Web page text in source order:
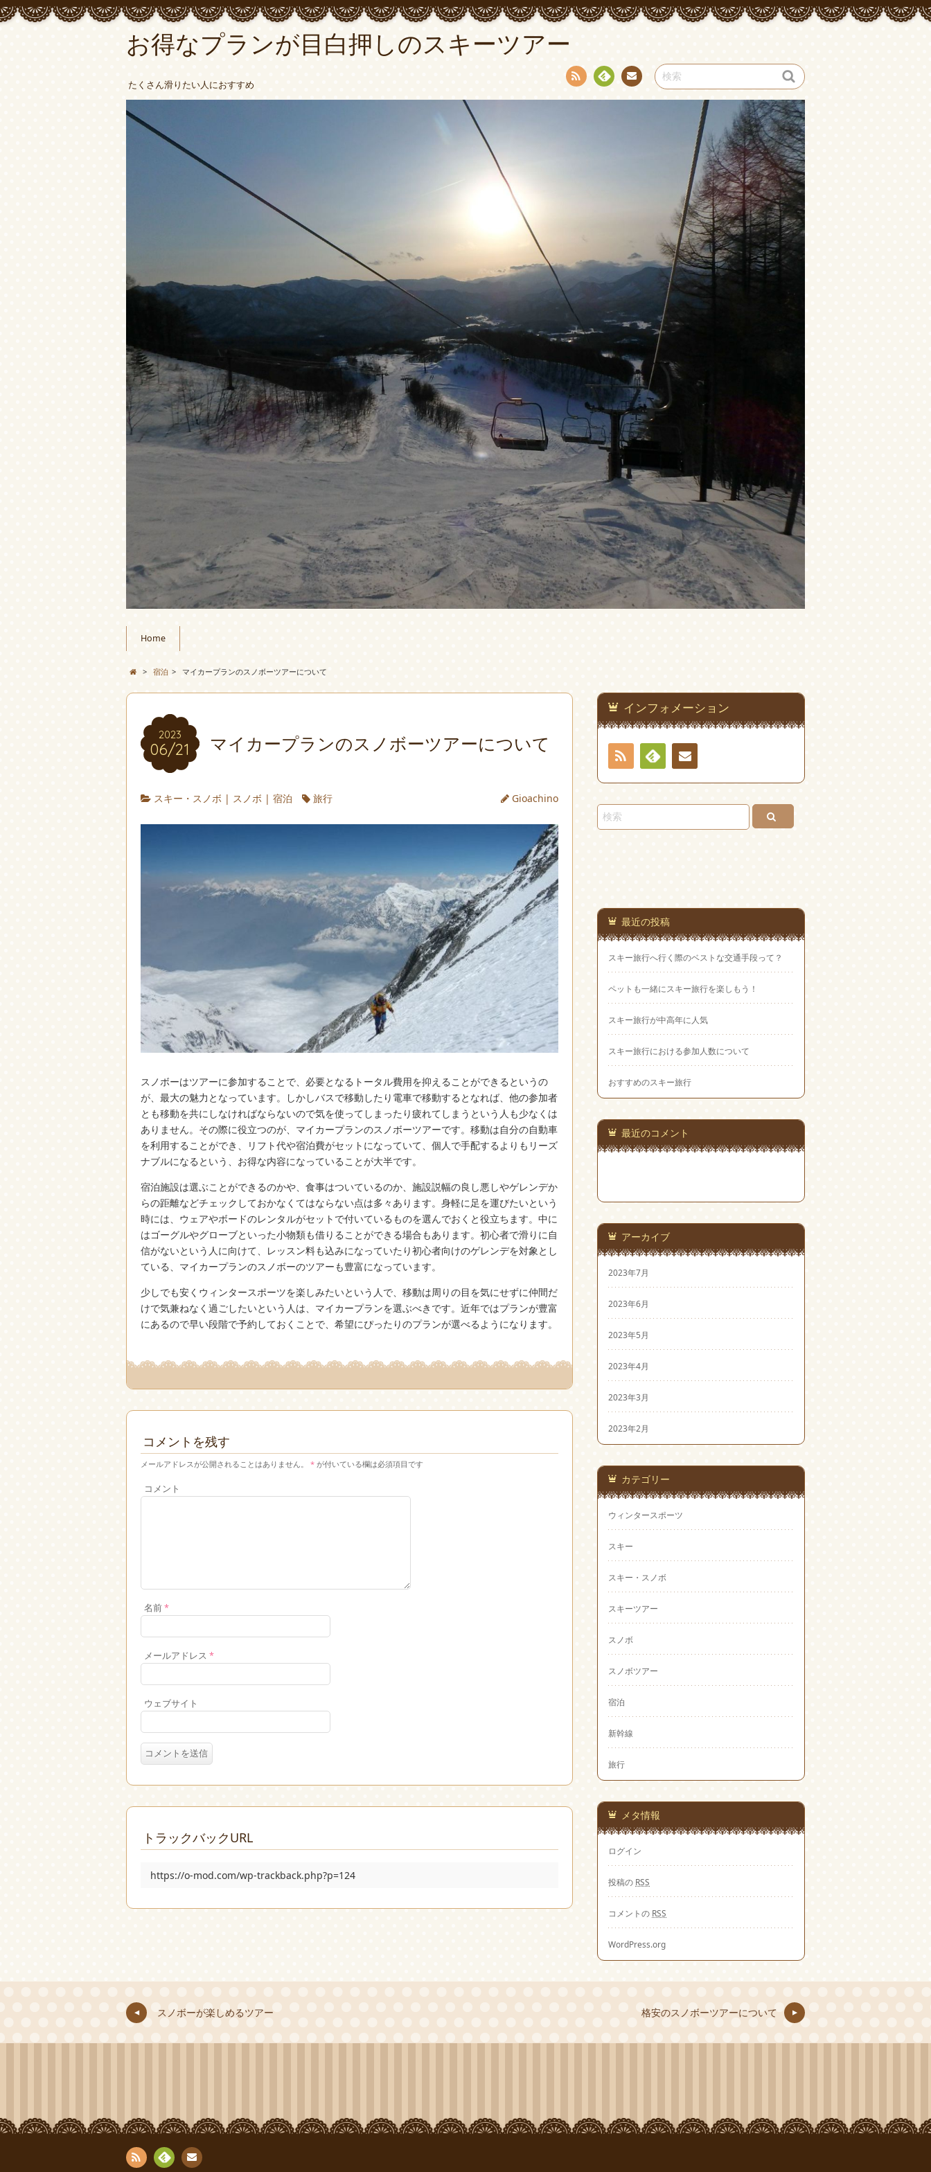
お得なプランが目白押しのスキーツアー
たくさん滑りたい人におすすめ
RSS Fee
Home
> 宿泊 > マイカープランのスノボーツアーについて
2023
06/21 マイカープランのスノボーツアーについて
スキー・スノボ | スノボ |宿泊 旅行 Gioachino
スノボーはツアーに参加することで、必要となるトータル費用を抑えることができるというの
が、最大の魅力となっています。
しかしバスで移動したり電車で移動するとなれば、他の参加者
とも移動を共にしなければならないので気を使ってしまったり疲れてしまうという人も少なくは
ありません。その際に役立つのが、マイカープランのスノボーツアーです。移動は自分の自動車
を利用することができ、リフト代や宿泊費がセットになっていて、個人で手配するよりもリーズ
ナブルになるという、お得な内容になっていることが大半です。
宿泊施設は選ぶことができるのかや、食事はついているのか、施設説幅の良し悪しやゲレンデか
らの距離などチェックしておかなくてはならない点は多々あります。身軽に足を運びたいという
時には、ウェアやボードのレンタルがセットで付いているものを選んでおくと役立ちます。中に
はゴーグルやグローブといった小物類も借りることができる場合もあります。初心者で滑りに自
信がないという人に向けて、レッスン料も込みになっていたり初心者向けのゲレンデを対象とし
ている、マイカープランのスノボーのツアーも豊富になっています。
少しでも安くウィンタースポーツを楽しみたいという人で、移動は周りの目を気にせずに仲間だ
けで気兼ねなく過ごしたいという人は、マイカープランを選ぶべきです。近年ではプランが豊富
にあるので早い段階で予約しておくことで、希望にぴったりのプランが選べるようになります。
コメントを残す
メールアドレスが公開されることはありません。 * が付いている欄は必須項目です
コメント
名前*
メールアドレス *
ウェブサイト
トラックバックURL
https://o-mod.com/wp-trackback.php?p=124
インフォメーション
RSS
Feedlyお問
い合
わせ
最近の投稿
スキー旅行へ行く際のベストな交通手段って？
ペットも一緒にスキー旅行を楽しもう！
スキー旅行が中高年に人気
スキー旅行における参加人数について
おすすめのスキー旅行
最近のコメント
アーカイブ
2023年7月
2023年6月
2023年5月
2023年4月
2023年3月
2023年2月
カテゴリー
ウィンタースポーツ
スキー
スキー・スノボ
スキーツアー
スノボ
スノボツアー
宿泊
新幹線
旅行
メタ情報
ログイン
投稿の RSS
コメントの RSS
WordPress.org
スノボーが楽しめるツアー 格安のスノボーツアーについて